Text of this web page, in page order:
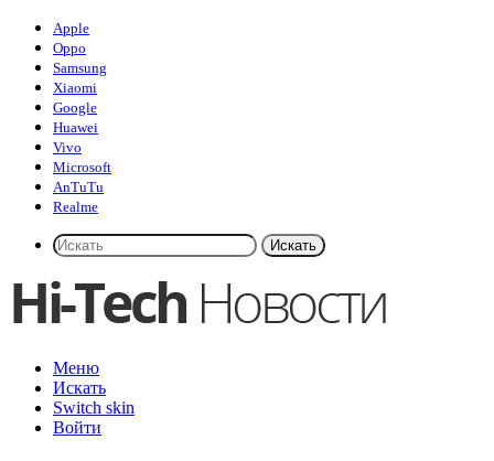
Apple
Oppo
Samsung
Xiaomi
Google
Huawei
Vivo
Microsoft
AnTuTu
Realme
Искать
Меню
Искать
Switch skin
Войти